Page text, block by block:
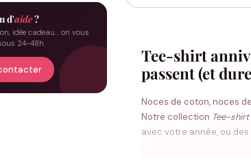
d'aide?
idée cadeau… on vous
24-48h.
Tee-shirt
passent (et
Noces de coton, noces
Notre collection Tee-
avec votre année, ou